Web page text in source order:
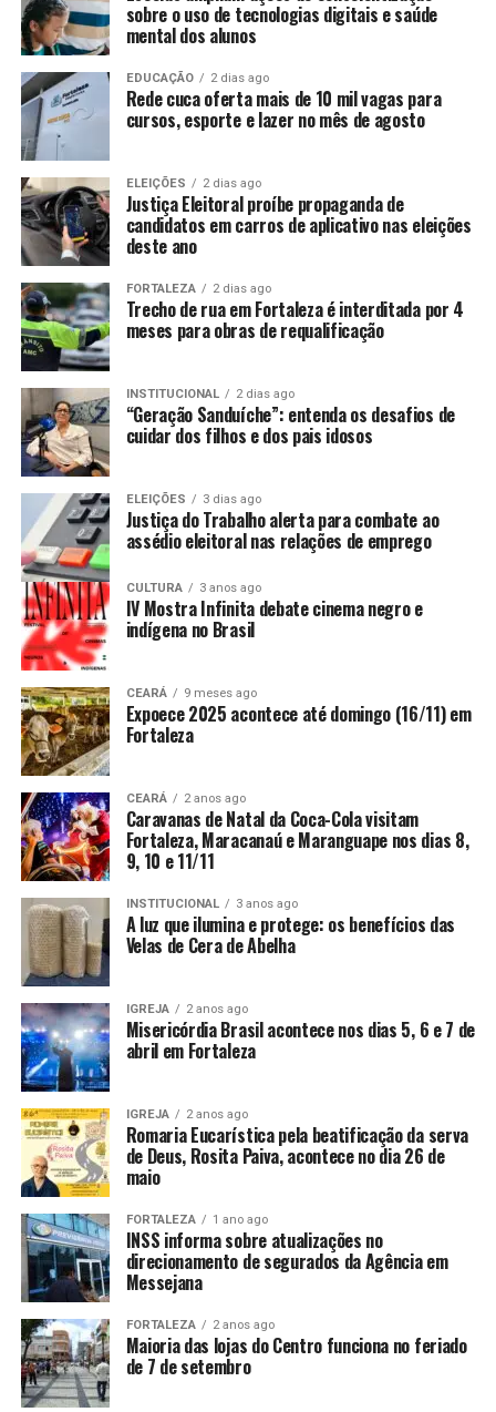
sobre o uso de tecnologias digitais e saúde
mental dos alunos
EDUCAÇÃO 2 dias ago
Rede cuca oferta mais de 10 mil vagas para
cursos, esporte e lazer no mês de agosto
ELEIÇÕES 2 dias ago
Justiça Eleitoral proíbe propaganda de
candidatos em carros de aplicativo nas eleições
deste ano
FORTALEZA 2 dias ago
Trecho de rua em Fortaleza é interditada por 4
meses para obras de requalificação
INSTITUCIONAL 2 dias ago
“Geração Sanduíche”: entenda os desafios de
cuidar dos filhos e dos pais idosos
ELEIÇÕES 3 dias ago
Justiça do Trabalho alerta para combate ao
assédio eleitoral nas relações de emprego
CULTURA 3 anos ago
IV Mostra Infinita debate cinema negro e
indígena no Brasil
CEARÁ 9 meses ago
Expoece 2025 acontece até domingo (16/11) em
Fortaleza
CEARÁ 2 anos ago
Caravanas de Natal da Coca-Cola visitam
Fortaleza, Maracanaú e Maranguape nos dias 8,
9, 10 e 11/11
INSTITUCIONAL 3 anos ago
A luz que ilumina e protege: os benefícios das
Velas de Cera de Abelha
IGREJA 2 anos ago
Misericórdia Brasil acontece nos dias 5, 6 e 7 de
abril em Fortaleza
IGREJA 2 anos ago
Romaria Eucarística pela beatificação da serva
de Deus, Rosita Paiva, acontece no dia 26 de
maio
FORTALEZA 1 ano ago
INSS informa sobre atualizações no
direcionamento de segurados da Agência em
Messejana
FORTALEZA 2 anos ago
Maioria das lojas do Centro funciona no feriado
de 7 de setembro